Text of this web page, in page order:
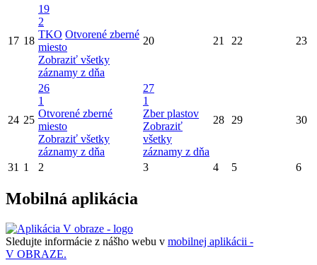
17 18
19
2
TKO Otvorené zberné
miesto
Zobraziť všetky
záznamy z dňa
20 21 22 23
24 25
26
1
Otvorené zberné
miesto
Zobraziť všetky
záznamy z dňa
27
1
Zber plastov
Zobraziť
všetky
záznamy z dňa
28 29 30
31 1 2 3 4 5 6
Mobilná aplikácia
Sledujte informácie z nášho webu v mobilnej aplikácii -
V OBRAZE.